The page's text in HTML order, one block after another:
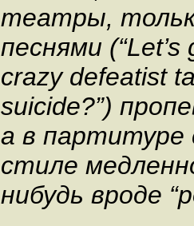
театры,
песнями
crazy defeatist
suicide?”)
а в партитуре
стиле
нибудь вроде